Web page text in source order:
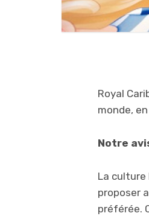
Royal
monde,
Notre
La culture
proposer
préférée.